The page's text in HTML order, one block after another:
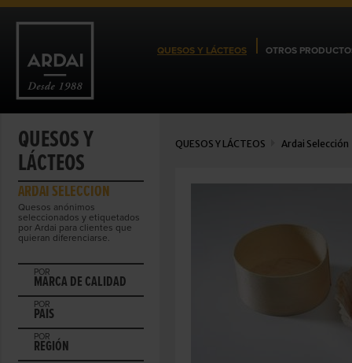
QUESOS Y LÁCTEOS OTROS
QUESOS Y
LÁCTEOS
ARDAI SELECCIÓN
Quesos anónimos
seleccionados y etiquetados
por Ardai para clientes que
quieran diferenciarse.
POR
MARCA DE CALIDAD
POR
PAIS
POR
REGIÓN
QUESOS Y LÁCTEOS Ardai Selección